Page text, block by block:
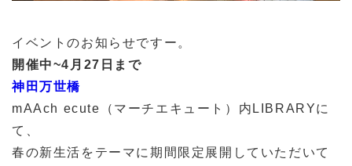
イベントのお知らせですー。
開催中~4月27日まで
神田万世橋
mAAch ecute（マーチエキュート）内LIBRARYに
て、
春の新生活をテーマに期間限定展開していただいて